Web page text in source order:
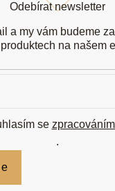
Odebírat newsletter
a my vám budeme
na našem
se
.